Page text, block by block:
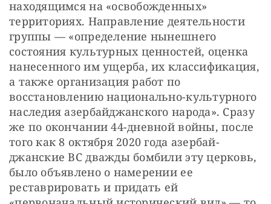
находящимся на «освобожденных»
территориях. Направление деятельности
группы — «определение нынешнего
состояния культурных ценностей, оценка
нанесенного им ущерба, их классификация,
а также организация работ по
восстановлению национально-культурного
наследия азербайджанского народа». Сразу
же по окончании 44-дневной войны, после
того как 8 октября 2020 года азербай­
джанские ВС дважды бомбили эту церковь,
было объявлено о намерении ее
реставрировать и придать ей